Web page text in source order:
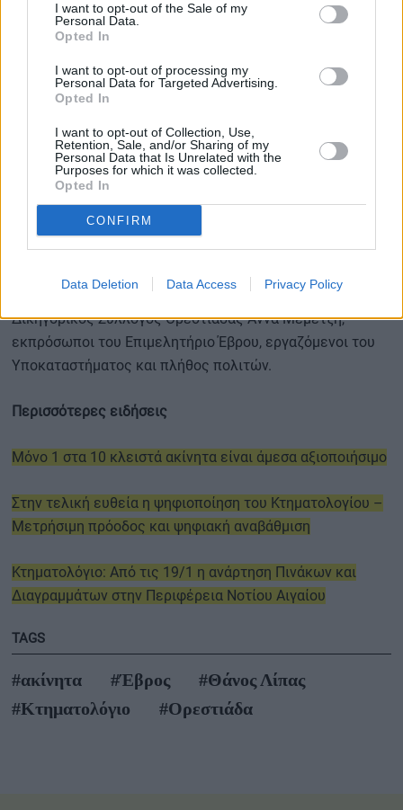
I want to opt-out of the Sale of my
Personal Data.
Opted In
I want to opt-out of processing my
Personal Data for Targeted Advertising.
Opted In
I want to opt-out of Collection, Use,
Retention, Sale, and/or Sharing of my
Personal Data that Is Unrelated with the
Purposes for which it was collected.
Opted In
CONFIRM
Data Deletion Data Access Privacy Policy
Δήμαρχος Ορεστιάδας Διαμαντής Παπαδόπουλος, η
Αντιπεριφερειάρχης Οικονομικών, Πολιτισμού και
Εθελοντισμού ΠΑΜΘ Φανή Μπαχαρίδου, ο
Αντιπεριφερειάρχης Πολιτικής Προστασίας, Επιπτώσεων
Κλιματικής Αλλαγής, Υποδομών και Έργων ΠΑΜΘ
Κωνσταντίνος Βενετίδης, ο Εντεταλμένος Σύμβουλος σε
θέματα Παιδείας ΠΑΜΘ Στυλιανός Κατσογριδάκης και ο
Περιφερειακός Σύμβουλος Βασίλειος Δελησταμάτης.
Το «παρών» έδωσαν επίσης εκπρόσωποι της τοπικής
αυτοδιοίκησης, του τεχνικού και νομικού κόσμου της
Θράκης Πολυζώης Παρασκευόπουλος, η Πρόεδρος του
Δικηγορικός Σύλλογος Ορεστιάδας Άννα Μεμετζή,
εκπρόσωποι του Επιμελητήριο Έβρου, εργαζόμενοι του
Υποκαταστήματος και πλήθος πολιτών.
Περισσότερες ειδήσεις
Μόνο 1 στα 10 κλειστά ακίνητα είναι άμεσα αξιοποιήσιμο
Στην τελική ευθεία η ψηφιοποίηση του Κτηματολογίου –
Μετρήσιμη πρόοδος και ψηφιακή αναβάθμιση
Κτηματολόγιο: Από τις 19/1 η ανάρτηση Πινάκων και
Διαγραμμάτων στην Περιφέρεια Νοτίου Αιγαίου
TAGS
#ακίνητα #Έβρος
#Θάνος Λίπας
#Κτηματολόγιο
#Ορεστιάδα